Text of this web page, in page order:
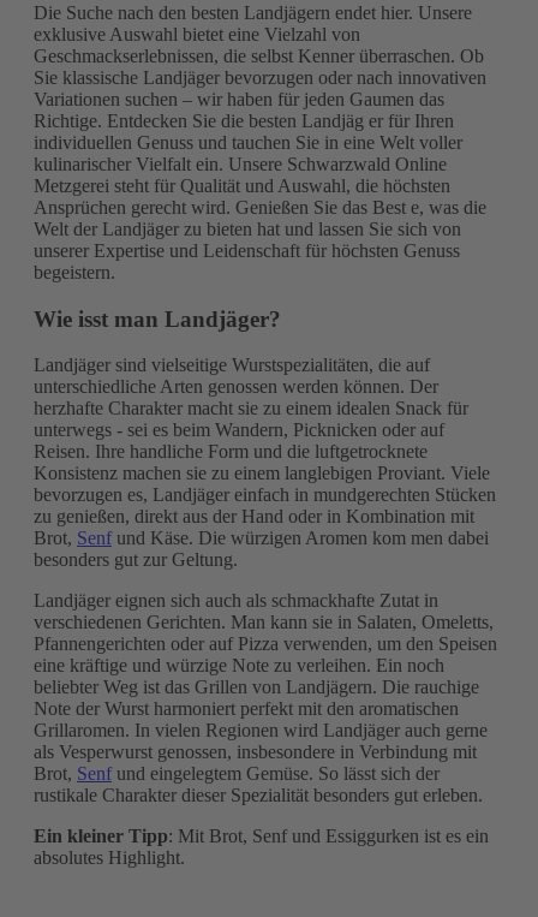
Die Suche nach den besten Landjägern endet hier. Unsere
exklusive Auswahl bietet eine Vielzahl von
Geschmackserlebnissen, die selbst Kenner überraschen. Ob
Sie klassische Landjäger bevorzugen oder nach innovativen
Variationen suchen – wir haben für jeden Gaumen das
Richtige. Entdecken Sie die besten Landjäg er für Ihren
individuellen Genuss und tauchen Sie in eine Welt voller
kulinarischer Vielfalt ein. Unsere Schwarzwald Online
Metzgerei steht für Qualität und Auswahl, die höchsten
Ansprüchen gerecht wird. Genießen Sie das Best e, was die
Welt der Landjäger zu bieten hat und lassen Sie sich von
unserer Expertise und Leidenschaft für höchsten Genuss
begeistern.
Wie isst man Landjäger?
Landjäger sind vielseitige Wurstspezialitäten, die auf
unterschiedliche Arten genossen werden können. Der
herzhafte Charakter macht sie zu einem idealen Snack für
unterwegs - sei es beim Wandern, Picknicken oder auf
Reisen. Ihre handliche Form und die luftgetrocknete
Konsistenz machen sie zu einem langlebigen Proviant. Viele
bevorzugen es, Landjäger einfach in mundgerechten Stücken
zu genießen, direkt aus der Hand oder in Kombination mit
Brot, Senf und Käse. Die würzigen Aromen kom men dabei
besonders gut zur Geltung.
Landjäger eignen sich auch als schmackhafte Zutat in
verschiedenen Gerichten. Man kann sie in Salaten, Omeletts,
Pfannengerichten oder auf Pizza verwenden, um den Speisen
eine kräftige und würzige Note zu verleihen. Ein noch
beliebter Weg ist das Grillen von Landjägern. Die rauchige
Note der Wurst harmoniert perfekt mit den aromatischen
Grillaromen. In vielen Regionen wird Landjäger auch gerne
als Vesperwurst genossen, insbesondere in Verbindung mit
Brot, Senf und eingelegtem Gemüse. So lässt sich der
rustikale Charakter dieser Spezialität besonders gut erleben.
Ein kleiner Tipp: Mit Brot, Senf und Essiggurken ist es ein
absolutes Highlight.